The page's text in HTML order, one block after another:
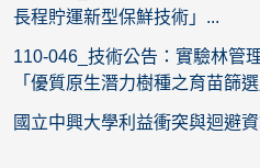
長程貯運新型保鮮技術」...
110-046_技術公告：實驗林管
「優質原生潛力樹種之育苗篩
國立中興大學利益衝突與迴避